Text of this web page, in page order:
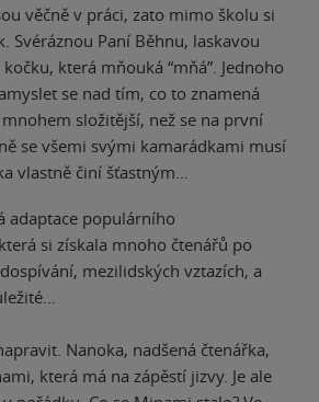
věčně v práci, zato mimo školu si
Svéráznou Paní Běhnu, laskavou
která mňouká “mňá”. Jednoho
se nad tím, co to znamená
složitější, než se na první
se všemi svými kamarádkami musí
vlastně činí šťastným…
adaptace populárního
si získala mnoho čtenářů po
mezilidských vztazích, a
Nanoka, nadšená čtenářka,
která má na zápěstí jizvy. Je ale